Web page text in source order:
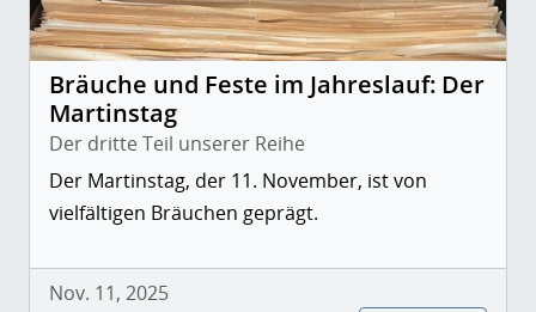
Bräuche und Feste im Jahreslauf: Der
Martinstag
Der dritte Teil unserer Reihe
Der Martinstag, der 11. November, ist von
vielfältigen Bräuchen geprägt.
Nov. 11, 2025